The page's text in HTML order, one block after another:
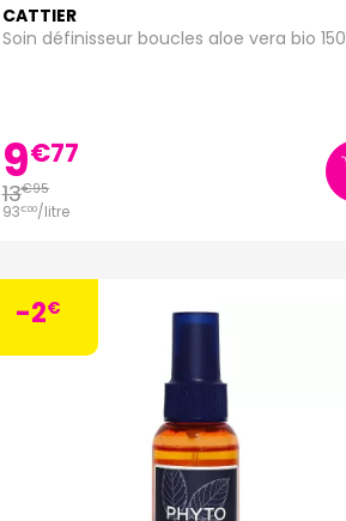
CATTIER
Soin définisseur boucles aloe vera bio
9€77
13€95
93€00/litre
-2€